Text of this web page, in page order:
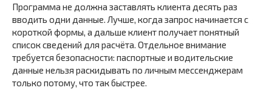
Программа не должна заставлять клиента десять раз
вводить одни данные. Лучше, когда запрос начинается с
короткой формы, а дальше клиент получает понятный
список сведений для расчёта. Отдельное внимание
требуется безопасности: паспортные и водительские
данные нельзя раскидывать по личным мессенджерам
только потому, что так быстрее.